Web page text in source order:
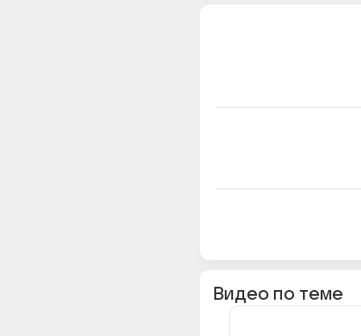
Видео по теме